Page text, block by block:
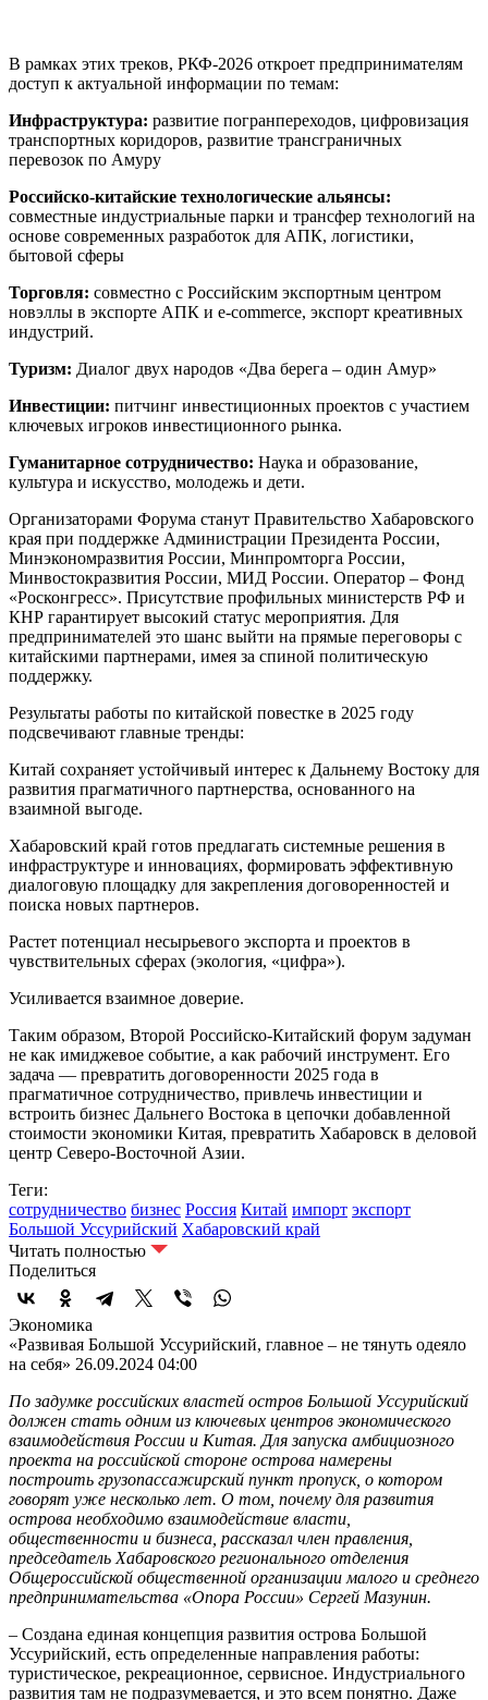
В рамках этих треков, РКФ-2026 откроет предпринимателям
доступ к актуальной информации по темам:
Инфраструктура: развитие погранпереходов, цифровизация
транспортных коридоров, развитие трансграничных
перевозок по Амуру
Российско-китайские технологические альянсы:
совместные индустриальные парки и трансфер технологий на
основе современных разработок для АПК, логистики,
бытовой сферы
Торговля: совместно с Российским экспортным центром
новэллы в экспорте АПК и e-commerce, экспорт креативных
индустрий.
Туризм: Диалог двух народов «Два берега – один Амур»
Инвестиции: питчинг инвестиционных проектов с участием
ключевых игроков инвестиционного рынка.
Гуманитарное сотрудничество: Наука и образование,
культура и искусство, молодежь и дети.
Организаторами Форума станут Правительство Хабаровского
края при поддержке Администрации Президента России,
Минэкономразвития России, Минпромторга России,
Минвостокразвития России, МИД России. Оператор – Фонд
«Росконгресс». Присутствие профильных министерств РФ и
КНР гарантирует высокий статус мероприятия. Для
предпринимателей это шанс выйти на прямые переговоры с
китайскими партнерами, имея за спиной политическую
поддержку.
Результаты работы по китайской повестке в 2025 году
подсвечивают главные тренды:
Китай сохраняет устойчивый интерес к Дальнему Востоку для
развития прагматичного партнерства, основанного на
взаимной выгоде.
Хабаровский край готов предлагать системные решения в
инфраструктуре и инновациях, формировать эффективную
диалоговую площадку для закрепления договоренностей и
поиска новых партнеров.
Растет потенциал несырьевого экспорта и проектов в
чувствительных сферах (экология, «цифра»).
Усиливается взаимное доверие.
Таким образом, Второй Российско‑Китайский форум задуман
не как имиджевое событие, а как рабочий инструмент. Его
задача — превратить договоренности 2025 года в
прагматичное сотрудничество, привлечь инвестиции и
встроить бизнес Дальнего Востока в цепочки добавленной
стоимости экономики Китая, превратить Хабаровск в деловой
центр Северо-Восточной Азии.
Теги:
сотрудничество бизнес Россия Китай импорт экспорт
Большой Уссурийский Хабаровский край
Читать полностью
Поделиться
Экономика
«Развивая Большой Уссурийский, главное – не тянуть одеяло
на себя» 26.09.2024 04:00
По задумке российских властей остров Большой Уссурийский
должен стать одним из ключевых центров экономического
взаимодействия России и Китая. Для запуска амбициозного
проекта на российской стороне острова намерены
построить грузопассажирский пункт пропуск, о котором
говорят уже несколько лет. О том, почему для развития
острова необходимо взаимодействие власти,
общественности и бизнеса, рассказал член правления,
председатель Хабаровского регионального отделения
Общероссийской общественной организации малого и среднего
предпринимательства «Опора России» Сергей Мазунин.
– Создана единая концепция развития острова Большой
Уссурийский, есть определенные направления работы:
туристическое, рекреационное, сервисное. Индустриального
развития там не подразумевается, и это всем понятно. Даже